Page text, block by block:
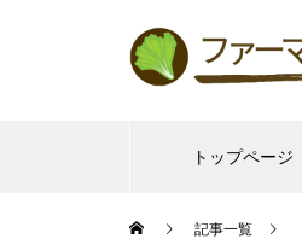
トップページ
記事一覧